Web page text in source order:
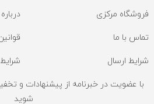
فروشگاه مرکزی
تماس با ما
شرایط ارسال
با عضویت در خبرنامه از پیشنهادات و
شوید